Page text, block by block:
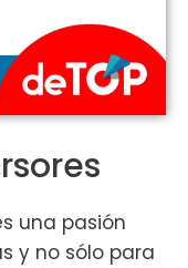
una pasión
y no sólo para